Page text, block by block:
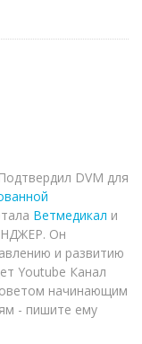
DVM для
Ветмедикал и
Он
и развитию
Youtube Канал
начинающим
- пишите ему